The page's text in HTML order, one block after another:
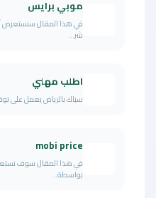
موبي برايس
في هذا المقال سنستعرض
شر...
اطلب مهني
سباك بالرياض يعمل على
mobi price
في هذا المقال سوف
بواسطة...